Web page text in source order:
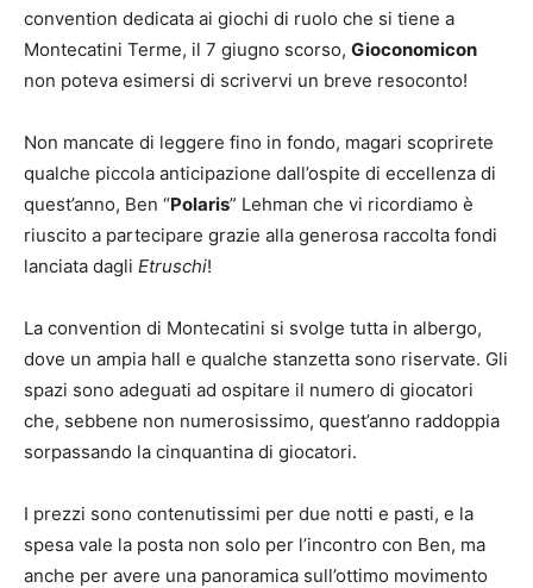
convention dedicata ai giochi di ruolo che si tiene a
Montecatini Terme, il 7 giugno scorso, Gioconomicon
non poteva esimersi di scrivervi un breve resoconto!
Non mancate di leggere fino in fondo, magari scoprirete
qualche piccola anticipazione dall’ospite di eccellenza di
quest’anno, Ben “Polaris” Lehman che vi ricordiamo è
riuscito a partecipare grazie alla generosa raccolta fondi
lanciata dagli Etruschi!
La convention di Montecatini si svolge tutta in albergo,
dove un ampia hall e qualche stanzetta sono riservate. Gli
spazi sono adeguati ad ospitare il numero di giocatori
che, sebbene non numerosissimo, quest’anno raddoppia
sorpassando la cinquantina di giocatori.
I prezzi sono contenutissimi per due notti e pasti, e la
spesa vale la posta non solo per l’incontro con Ben, ma
anche per avere una panoramica sull’ottimo movimento